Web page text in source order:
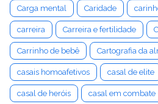
Carga mental Caridade
carreira Carreira e fertilidade
Carrinho de bebê Cartografia da
casais homoafetivos casal de elite
casal de heróis casal em combate